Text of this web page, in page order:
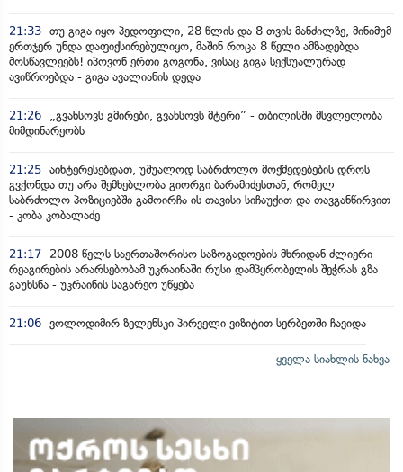
21:33 თუ გიგა იყო პედოფილი, 28 წლის და 8 თვის მანძილზე, მინიმუმ
ერთჯერ უნდა დაფიქსირებულიყო, მაშინ როცა 8 წელი ამზადებდა
მოსწავლეებს! იპოვონ ერთი გოგონა, ვისაც გიგა სექსუალურად
ავიწროებდა - გიგა ავალიანის დედა
21:26
„გვახსოვს გმირები, გვახსოვს მტერი” - თბილისში მსვლელობა
მიმდინარეობს
21:25 აინტერესებდათ, უშუალოდ საბრძოლო მოქმედებების დროს
გვქონდა თუ არა შემხებლობა გიორგი ბარამიძესთან, რომელ
საბრძოლო პოზიციებში გამოირჩა ის თავისი სიჩაუქით და თავგანწირვით
- კობა კობალაძე
21:17
2008 წელს საერთაშორისო საზოგადოების მხრიდან ძლიერი
რეაგირების არარსებობამ უკრაინაში რუსი დამპყრობელის შეჭრას გზა
გაუხსნა - უკრაინის საგარეო უწყება
21:06 ვოლოდიმირ ზელენსკი პირველი ვიზიტით სერბეთში ჩავიდა
ყველა სიახლის ნახვა